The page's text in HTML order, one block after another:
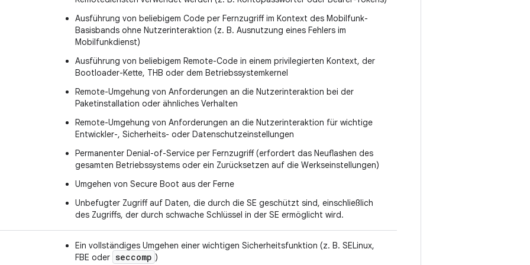
Ausführung von beliebigem Code per Fernzugriff im Kontext des Mobilfunk-
Basisbands ohne Nutzerinteraktion (z. B. Ausnutzung eines Fehlers im
Mobilfunkdienst)
Ausführung von beliebigem Remote-Code in einem privilegierten Kontext, der
Bootloader-Kette, THB oder dem Betriebssystemkernel
Remote-Umgehung von Anforderungen an die Nutzerinteraktion bei der
Paketinstallation oder ähnliches Verhalten
Remote-Umgehung von Anforderungen an die Nutzerinteraktion für wichtige
Entwickler-, Sicherheits- oder Datenschutzeinstellungen
Permanenter Denial-of-Service per Fernzugriff (erfordert das Neuflashen des
gesamten Betriebssystems oder ein Zurücksetzen auf die Werkseinstellungen)
Umgehen von Secure Boot aus der Ferne
Unbefugter Zugriff auf Daten, die durch die SE geschützt sind, einschließlich
des Zugriffs, der durch schwache Schlüssel in der SE ermöglicht wird.
Ein vollständiges Umgehen einer wichtigen Sicherheitsfunktion (z. B. SELinux,
FBE oder seccomp )